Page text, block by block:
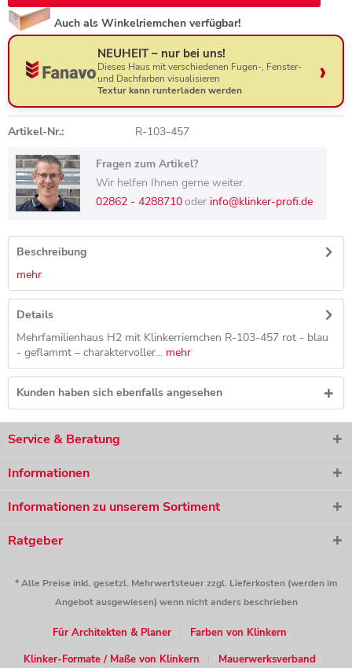
Auch als Winkelriemchen verfügbar!
NEUHEIT – nur bei uns!
Dieses Haus mit verschiedenen Fugen-, Fenster-
und Dachfarben visualisieren
Textur kann runterladen werden
Artikel-Nr.: R-103-457
Fragen zum Artikel?
Wir helfen Ihnen gerne weiter.
02862 - 4288710oder info@klinker-profi.de
Beschreibung
mehr
Details
Mehrfamilienhaus H2 mit Klinkerriemchen R-103-457 rot - blau
- geflammt – charaktervoller... mehr
Kunden haben sich ebenfalls angesehen
Service & Beratung
Informationen
Informationen zu unserem Sortiment
Ratgeber
* Alle Preise inkl. gesetzl. Mehrwertsteuer zzgl. Lieferkosten (werden im
Angebot ausgewiesen) wenn nicht anders beschrieben
Für Architekten & Planer
Farben von Klinkern
Klinker-Formate / Maße von Klinkern
Mauerwerksverband